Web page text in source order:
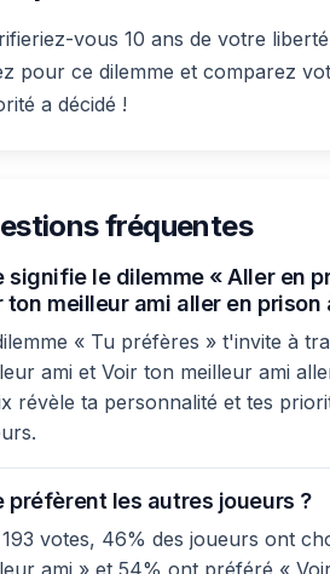
vous 10 ans de votre
pour ce dilemme et comparez
a décidé !
fréquentes
signifie le dilemme « Aller en
ton meilleur ami aller en prison
« Tu préfères » t'invite à
ami et Voir ton meilleur ami
révèle ta personnalité et tes
préfèrent les autres joueurs ?
votes, 46% des joueurs ont
ami » et 54% ont préféré «